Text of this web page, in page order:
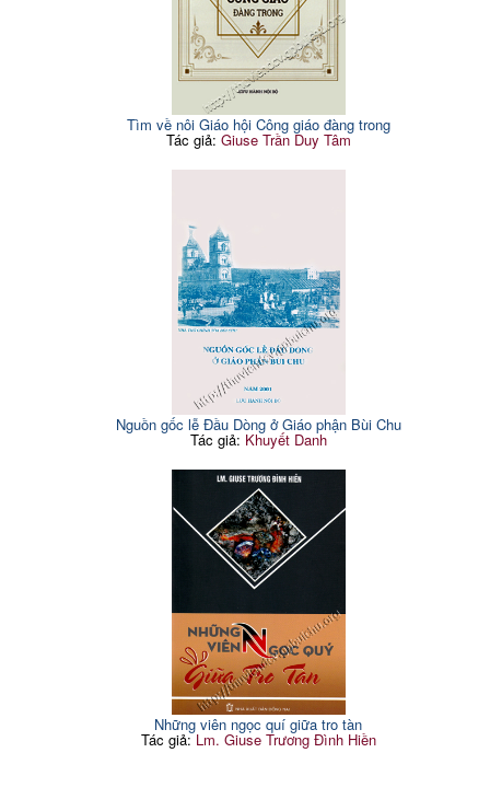
Tìm về nôi Giáo hội Công giáo đàng trong
Tác giả: Giuse Trần Duy Tâm
Nguồn gốc lễ Đầu Dòng ở Giáo phận Bùi Chu
Tác giả: Khuyết Danh
Những viên ngọc quí giữa tro tàn
Tác giả:Lm. Giuse Trương Đình Hiền